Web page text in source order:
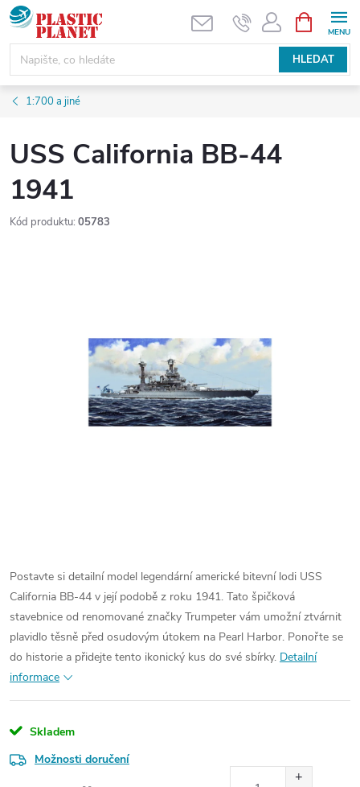
Přejít
na
obsah
HLEDAT
NÁKUPNÍ
KOŠÍK
1:700 a jiné
USS California BB-44
1941
Kód produktu: 05783
Postavte si detailní model legendární americké bitevní lodi USS
California BB-44 v její podobě z roku 1941. Tato špičková
stavebnice od renomované značky Trumpeter vám umožní ztvárnit
plavidlo těsně před osudovým útokem na Pearl Harbor. Ponořte se
do historie a přidejte tento ikonický kus do své sbírky. Detailní
informace
Skladem
Možnosti doručení